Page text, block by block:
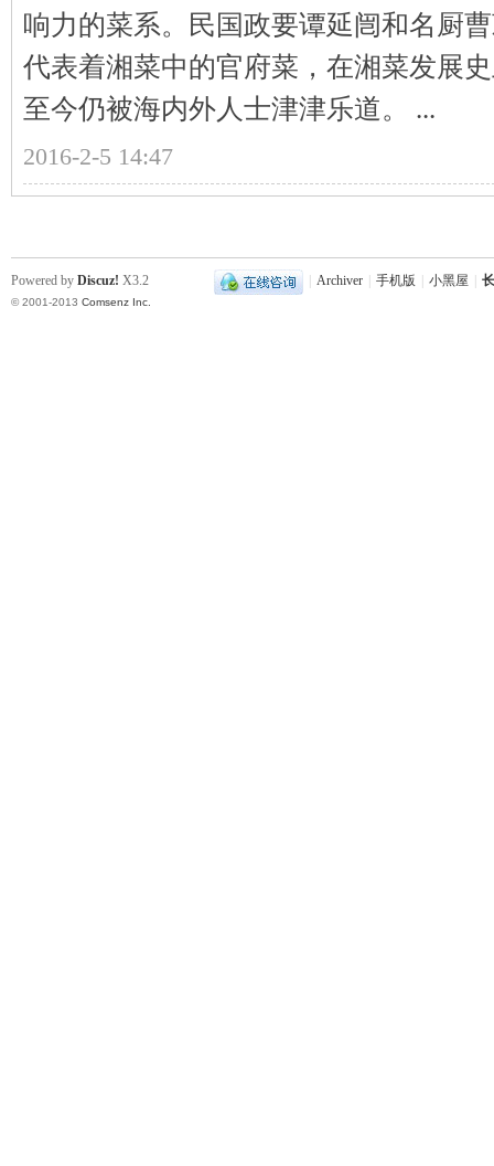
响力的菜系。民国政要谭延闿和名厨
代表着湘菜中的官府菜，在湘菜发展
至今仍被海内外人士津津乐道。 ...
2016-2-5 14:47
Archiver 手机版 小黑屋
Powered by Discuz! X3.2
© 2001-2013 Comsenz Inc.